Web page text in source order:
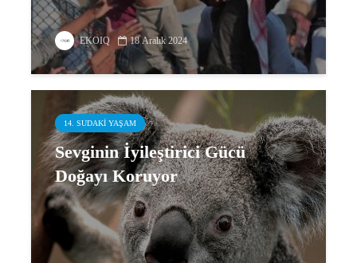
EKOIQ 18 Aralık 2024
14. SUDAKI YAŞAM
Sevginin İyileştirici Gücü
Doğayı Koruyor